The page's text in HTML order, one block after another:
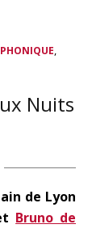
,
Nuits
de Lyon
Bruno de